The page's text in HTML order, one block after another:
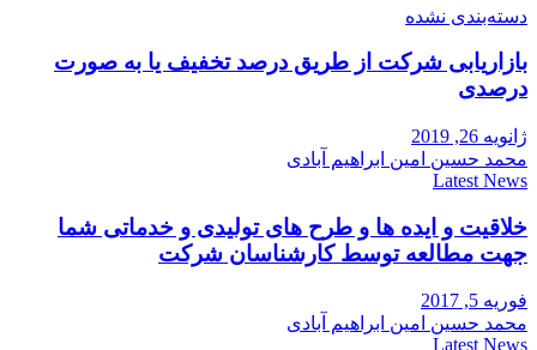
دسته‌بندی نشده
بازاریابی شرکت از طریق درصد تخفیف یا به صورت
درصدی
ژانویه 26, 2019
محمد حسین امین ابراهیم آبادی
Latest News
خلاقیت و ایده ها و طرح های تولیدی و خدماتی شما
جهت مطالعه توسط کارشناسان شرکت
فوریه 5, 2017
محمد حسین امین ابراهیم آبادی
Latest News